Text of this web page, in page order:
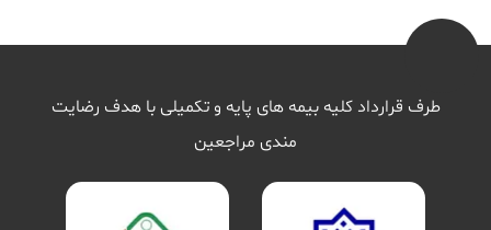
طرف قرارداد کلیه بیمه های پایه و تکمیلی با هدف رضایت
مندی مراجعین